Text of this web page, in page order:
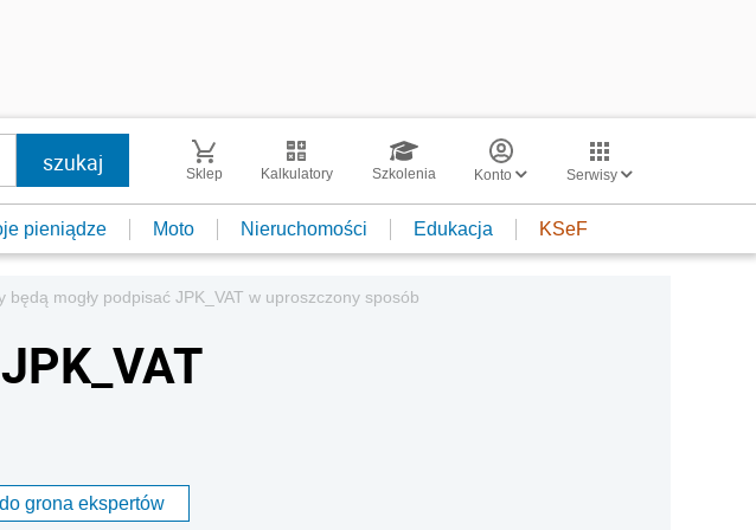
Sklep Kalkulatory Szkolenia Konto Serwisy
pieniądze Moto Nieruchomości Edukacja KSeF
będą mogły podpisać JPK_VAT w uproszczony sposób
grona ekspertów